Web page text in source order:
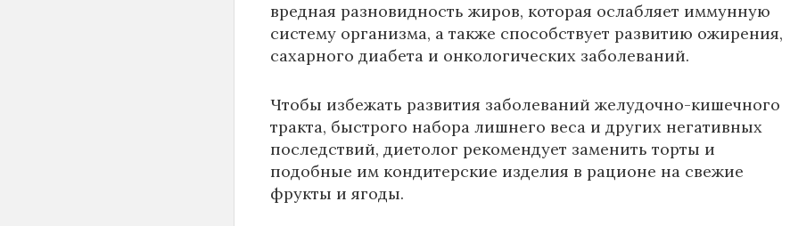
вредная разновидность жиров, которая ослабляет иммунную
систему организма, а также способствует развитию ожирения,
сахарного диабета и онкологических заболеваний.
Чтобы избежать развития заболеваний желудочно-кишечного
тракта, быстрого набора лишнего веса и других негативных
последствий, диетолог рекомендует заменить торты и
подобные им кондитерские изделия в рационе на свежие
фрукты и ягоды.